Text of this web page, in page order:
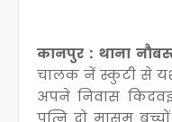
कानपुर : थाना
चालक नें स्कुटी से
अपने निवास
पत्नि दो मासूम